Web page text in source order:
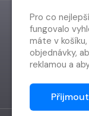
Pro co
fungovalo
máte v
objednávky,
reklamou a
Proto od
zpracováním